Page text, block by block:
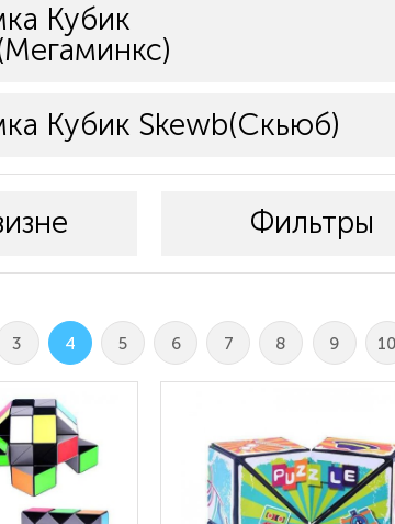
Кубик
Кубик Skewb(Скьюб)
Фильтры
3 4 5 6 7 8 9